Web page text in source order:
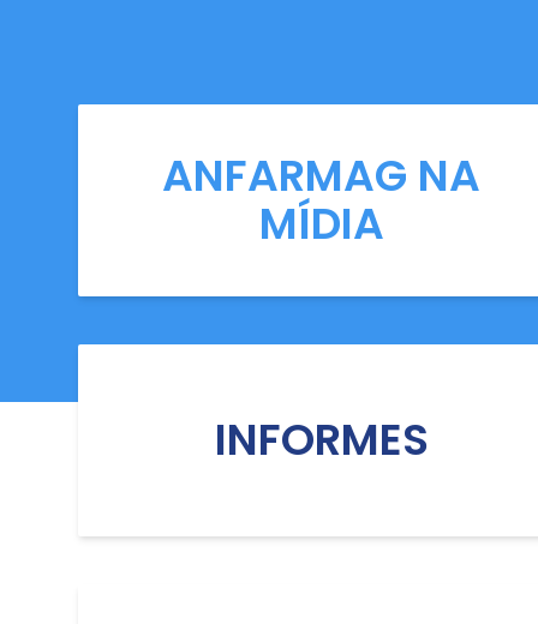
ANFARMAG NA
MÍDIA
INFORMES